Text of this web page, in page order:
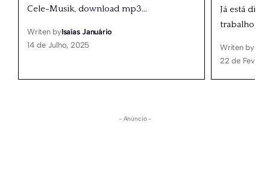
Cele-Musik, download mp3…
Writen byIsaías Januário
14 de Julho, 2025
Já está
trabalho
Writen by
22 de
- Anúncio -